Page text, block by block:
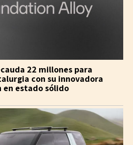
22 millones para
con su innovadora
en estado sólido